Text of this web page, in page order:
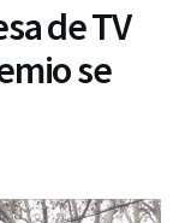
de TV
se